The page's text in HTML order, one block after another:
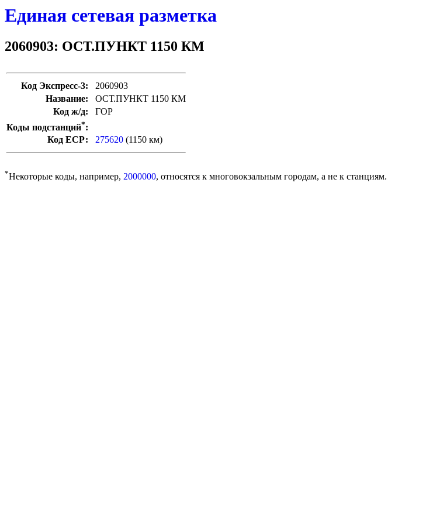
Единая сетевая разметка
2060903: ОСТ.ПУНКТ 1150 КМ
Код Экспресс-3:
2060903
Название:
ОСТ.ПУНКТ 1150 КМ
Код ж/д:
ГОР
Коды подстанций*:
Код ЕСР:
275620 (1150 км)
*Некоторые коды, например, 2000000, относятся к многовокзальным городам, а не к станциям.